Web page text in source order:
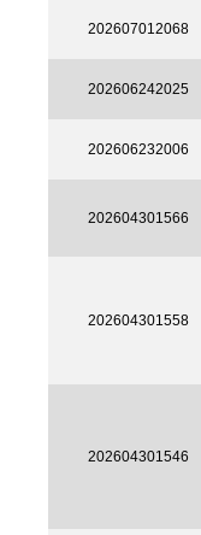
202607012068
202606242025
202606232006
202604301566
202604301558
202604301546